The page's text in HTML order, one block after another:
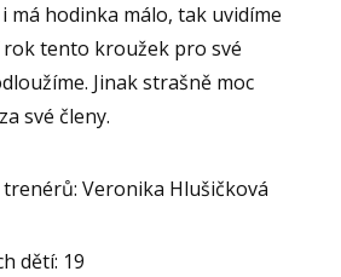
má hodinka málo, tak uvidíme
tento kroužek pro své
Jinak strašně moc
své členy.
trenérů: Veronika Hlušičková
dětí: 19